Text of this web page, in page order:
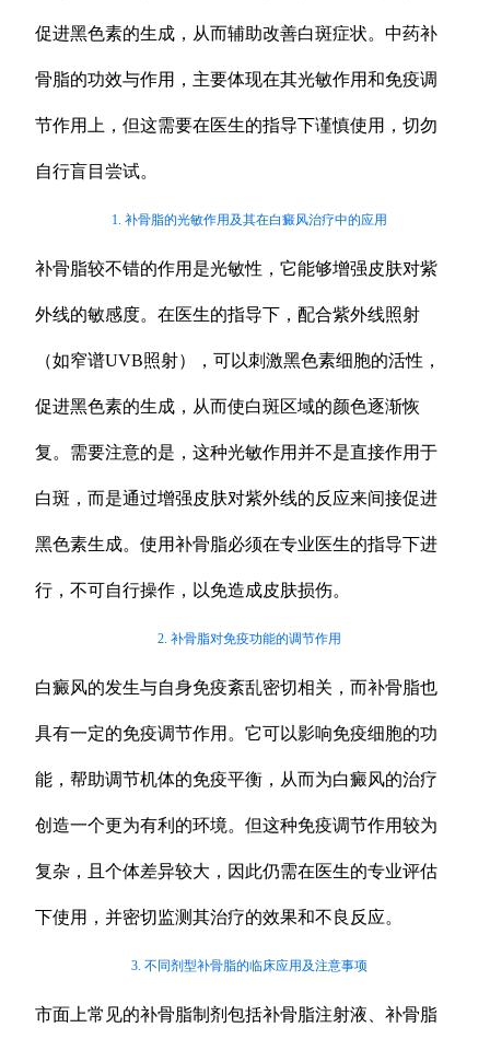
促进黑色素的生成，从而辅助改善白斑症状。中药补
骨脂的功效与作用，主要体现在其光敏作用和免疫调
节作用上，但这需要在医生的指导下谨慎使用，切勿
自行盲目尝试。
1. 补骨脂的光敏作用及其在白癜风治疗中的应用
补骨脂较不错的作用是光敏性，它能够增强皮肤对紫
外线的敏感度。在医生的指导下，配合紫外线照射
（如窄谱UVB照射），可以刺激黑色素细胞的活性，
促进黑色素的生成，从而使白斑区域的颜色逐渐恢
复。需要注意的是，这种光敏作用并不是直接作用于
白斑，而是通过增强皮肤对紫外线的反应来间接促进
黑色素生成。使用补骨脂必须在专业医生的指导下进
行，不可自行操作，以免造成皮肤损伤。
2. 补骨脂对免疫功能的调节作用
白癜风的发生与自身免疫紊乱密切相关，而补骨脂也
具有一定的免疫调节作用。它可以影响免疫细胞的功
能，帮助调节机体的免疫平衡，从而为白癜风的治疗
创造一个更为有利的环境。但这种免疫调节作用较为
复杂，且个体差异较大，因此仍需在医生的专业评估
下使用，并密切监测其治疗的效果和不良反应。
3. 不同剂型补骨脂的临床应用及注意事项
市面上常见的补骨脂制剂包括补骨脂注射液、补骨脂